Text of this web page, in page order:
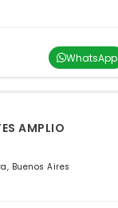
WhatsApp
DEPTO. TIPO CASA AL FRENTE DE 2 AMBIENTES AMPLIO
Buenos Aires